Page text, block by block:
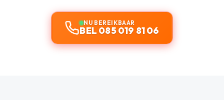
NU BEREIKBAAR
BEL 085 019 81 06